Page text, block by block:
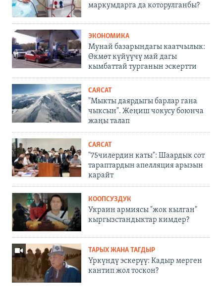
маркумдарга да которулганбы?
ЭКОНОМИКА
Мунай базарындагы каатчылык:
Өкмөт күйүүчү май дагы
кымбаттай турганын эскертти
САЯСАТ
"Мыкты даярдыгы барлар гана
чыксын". Жеңиш чокусу боюнча
жаңы талап
САЯСАТ
"75чилердин каты": Шаардык сот
тараптардын апелляция арызын
карайт
КООПСУЗДУК
Украин армиясы "жок кылган"
кыргызстандыктар кимдер?
ТАРЫХ ЖАНА ТАГДЫР
Үркүндү эскерүү: Кадыр мерген
кантип жол тоскон?